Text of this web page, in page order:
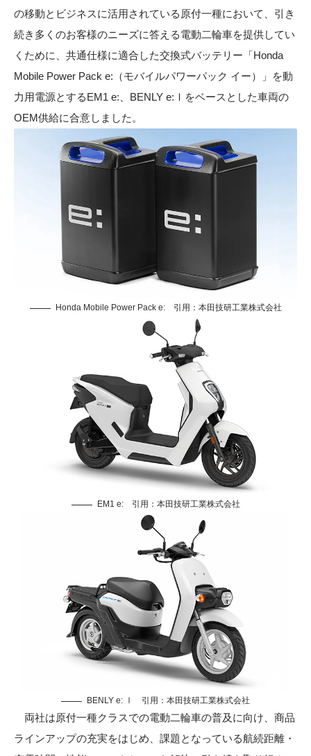
の移動とビジネスに活用されている原付一種において、引き
続き多くのお客様のニーズに答える電動二輪車を提供してい
くために、共通仕様に適合した交換式バッテリー「Honda
Mobile Power Pack e:（モバイルパワーパック イー）」を動
力用電源とするEM1 e:、BENLY e:Ⅰをベースとした車両の
OEM供給に合意しました。
Honda Mobile Power Pack e: 引用： 本田技研工業株式会社
EM1 e: 引用： 本田技研工業株式会社
BENLY e: Ⅰ 引用： 本田技研工業株式会社
両社は原付一種クラスでの電動二輪車の普及に向け、商品
ラインアップの充実をはじめ、課題となっている航続距離・